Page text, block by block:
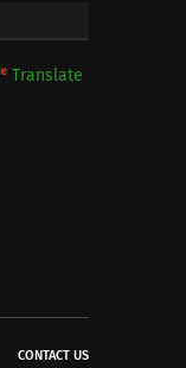
Translate
CONTACT US